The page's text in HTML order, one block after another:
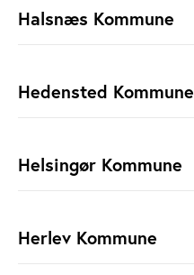
Halsnæs Kommune
Hedensted Kommune
Helsingør Kommune
Herlev Kommune